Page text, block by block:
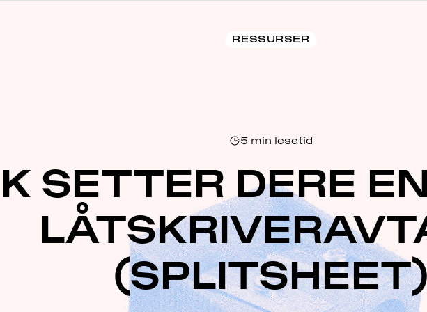
RESSURSER
5 min lesetid
SETTER DERE
(SPLITSHEET)